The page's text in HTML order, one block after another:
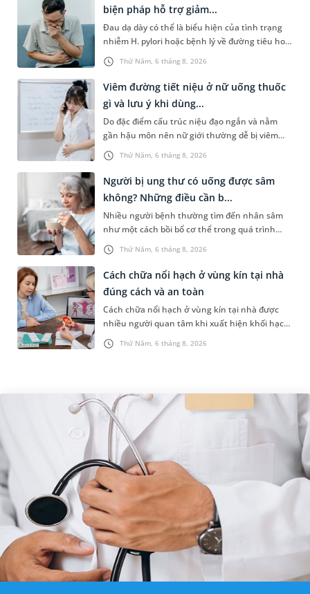
Thứ Năm, 6 tháng 8, 2026
biện pháp hỗ trợ giảm...
Đau dạ dày có thể là biểu hiện của tình trạng
nhiễm H. pylori hoặc bệnh lý về đường tiêu hoá
khác. Dựa theo nguyên nhân cụ thể, bác sĩ sẽ
cân nhắc chỉ định p...
Thứ Năm, 6 tháng 8, 2026
Viêm đường tiết niệu ở nữ uống thuốc
gì và lưu ý khi dùng...
Do đặc điểm cấu trúc niệu đạo ngắn và nằm
gần hậu môn nên nữ giới thường dễ bị viêm
đường tiết niệu hơn nam giới. Tùy theo nguyên
nhân, mức độ nhiễm trùng và...
Thứ Năm, 6 tháng 8, 2026
Người bị ung thư có uống được sâm
không? Những điều cần b...
Nhiều người bệnh thường tìm đến nhân sâm
như một cách bồi bổ cơ thể trong quá trình
điều trị ung thư. Tuy nhiên, câu hỏi người bị
ung thư có uống được sâm kh...
Thứ Năm, 6 tháng 8, 2026
Cách chữa nổi hạch ở vùng kín tại nhà
đúng cách và an toàn
Cách chữa nổi hạch ở vùng kín tại nhà được
nhiều người quan tâm khi xuất hiện khối hạch
nhỏ ở vùng bẹn hoặc cơ quan sinh dục. Nếu
hạch mới xuất hiện, kích th...